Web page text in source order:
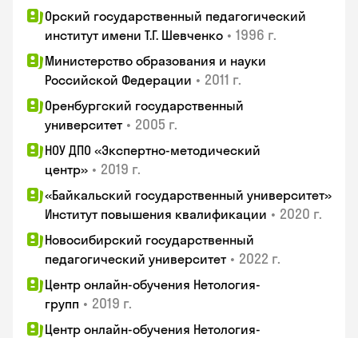
Орский государственный педагогический
институт имени Т.Г. Шевченко • 1996 г.
Министерство образования и науки
Российской Федерации • 2011 г.
Оренбургский государственный
университет • 2005 г.
НОУ ДПО «Экспертно-методический
центр» • 2019 г.
«Байкальский государственный университет»
Институт повышения квалификации • 2020 г.
Новосибирский государственный
педагогический университет • 2022 г.
Центр онлайн-обучения Нетология-
групп • 2019 г.
Центр онлайн-обучения Нетология-